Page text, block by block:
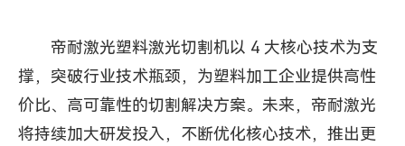
帝耐激光塑料激光切割机以 4 大核心技术为支
撑，突破行业技术瓶颈，为塑料加工企业提供高性
价比、高可靠性的切割解决方案。未来，帝耐激光
将持续加大研发投入，不断优化核心技术，推出更